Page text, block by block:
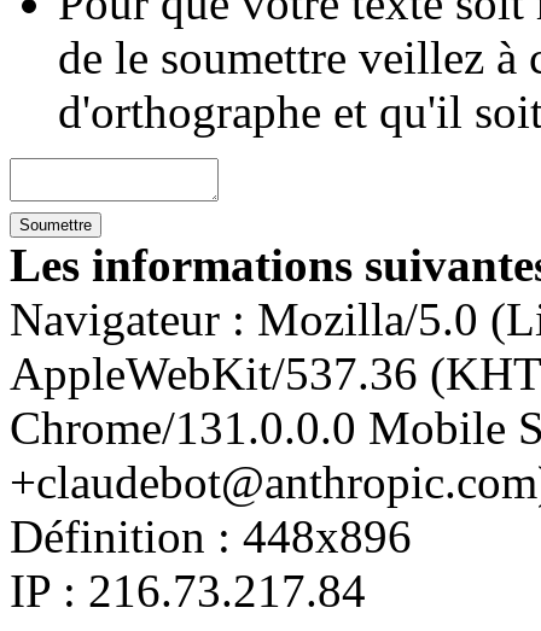
de le soumettre veillez à
d'orthographe et qu'il
Les informations
Navigateur : Mozilla/5.0
AppleWebKit/537.36
Chrome/131.0.0.0 Mobile
Définition : 448x896
IP : 216.73.217.84